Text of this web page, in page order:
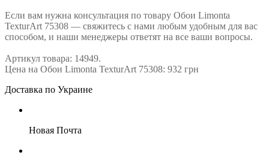
Если вам нужна консультация по товару Обои Limonta
TexturArt 75308 — свяжитесь с нами любым удобным для вас
способом, и наши менеджеры ответят на все ваши вопросы.
Артикул товара: 14949.
Цена на Обои Limonta TexturArt 75308: 932 грн
Доставка по Украине
Новая Почта